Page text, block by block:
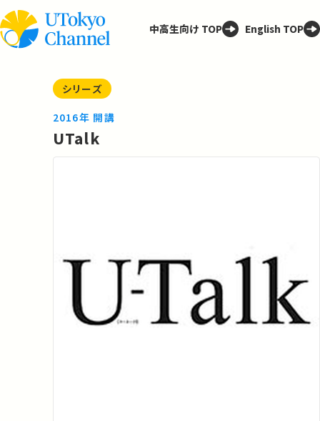
中高生向け TOP English TOP
シリーズ
2016年 開講
UTalk